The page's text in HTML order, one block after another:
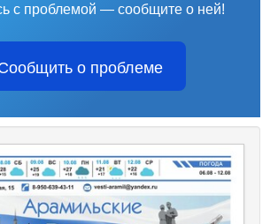
с проблемой — сообщите о ней!
о проблеме